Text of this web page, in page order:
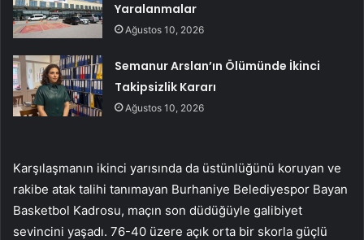
Yaralanmalar
Ağustos 10, 2026
Semanur Arslan’ın Ölümünde İkinci
Takipsizlik Kararı
Ağustos 10, 2026
Karşılaşmanın ikinci yarısında da üstünlüğünü koruyan ve
rakibe atak talihi tanımayan Burhaniye Belediyespor Bayan
Basketbol Kadrosu, maçın son düdüğüyle galibiyet
sevincini yaşadı. 76-40 üzere açık orta bir skorla güçlü